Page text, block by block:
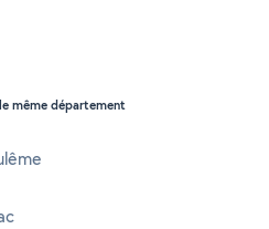
même département